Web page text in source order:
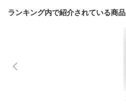
ランキング内で紹介されている商品